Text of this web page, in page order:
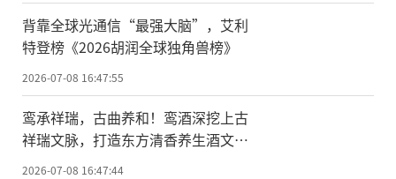
背靠全球光通信“最强大脑”，艾利
特登榜《2026胡润全球独角兽榜》
2026-07-08 16:47:55
鸾承祥瑞，古曲养和！鸾酒深挖上古
祥瑞文脉，打造东方清香养生酒文化
标杆
2026-07-08 16:47:44